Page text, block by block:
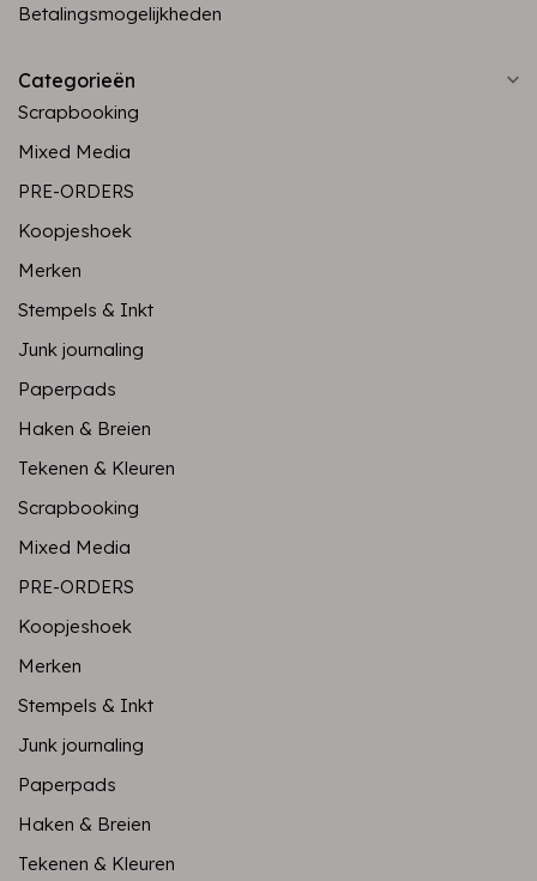
Betalingsmogelijkheden
Categorieën
Scrapbooking
Mixed Media
PRE-ORDERS
Koopjeshoek
Merken
Stempels & Inkt
Junk journaling
Paperpads
Haken & Breien
Tekenen & Kleuren
Scrapbooking
Mixed Media
PRE-ORDERS
Koopjeshoek
Merken
Stempels & Inkt
Junk journaling
Paperpads
Haken & Breien
Tekenen & Kleuren